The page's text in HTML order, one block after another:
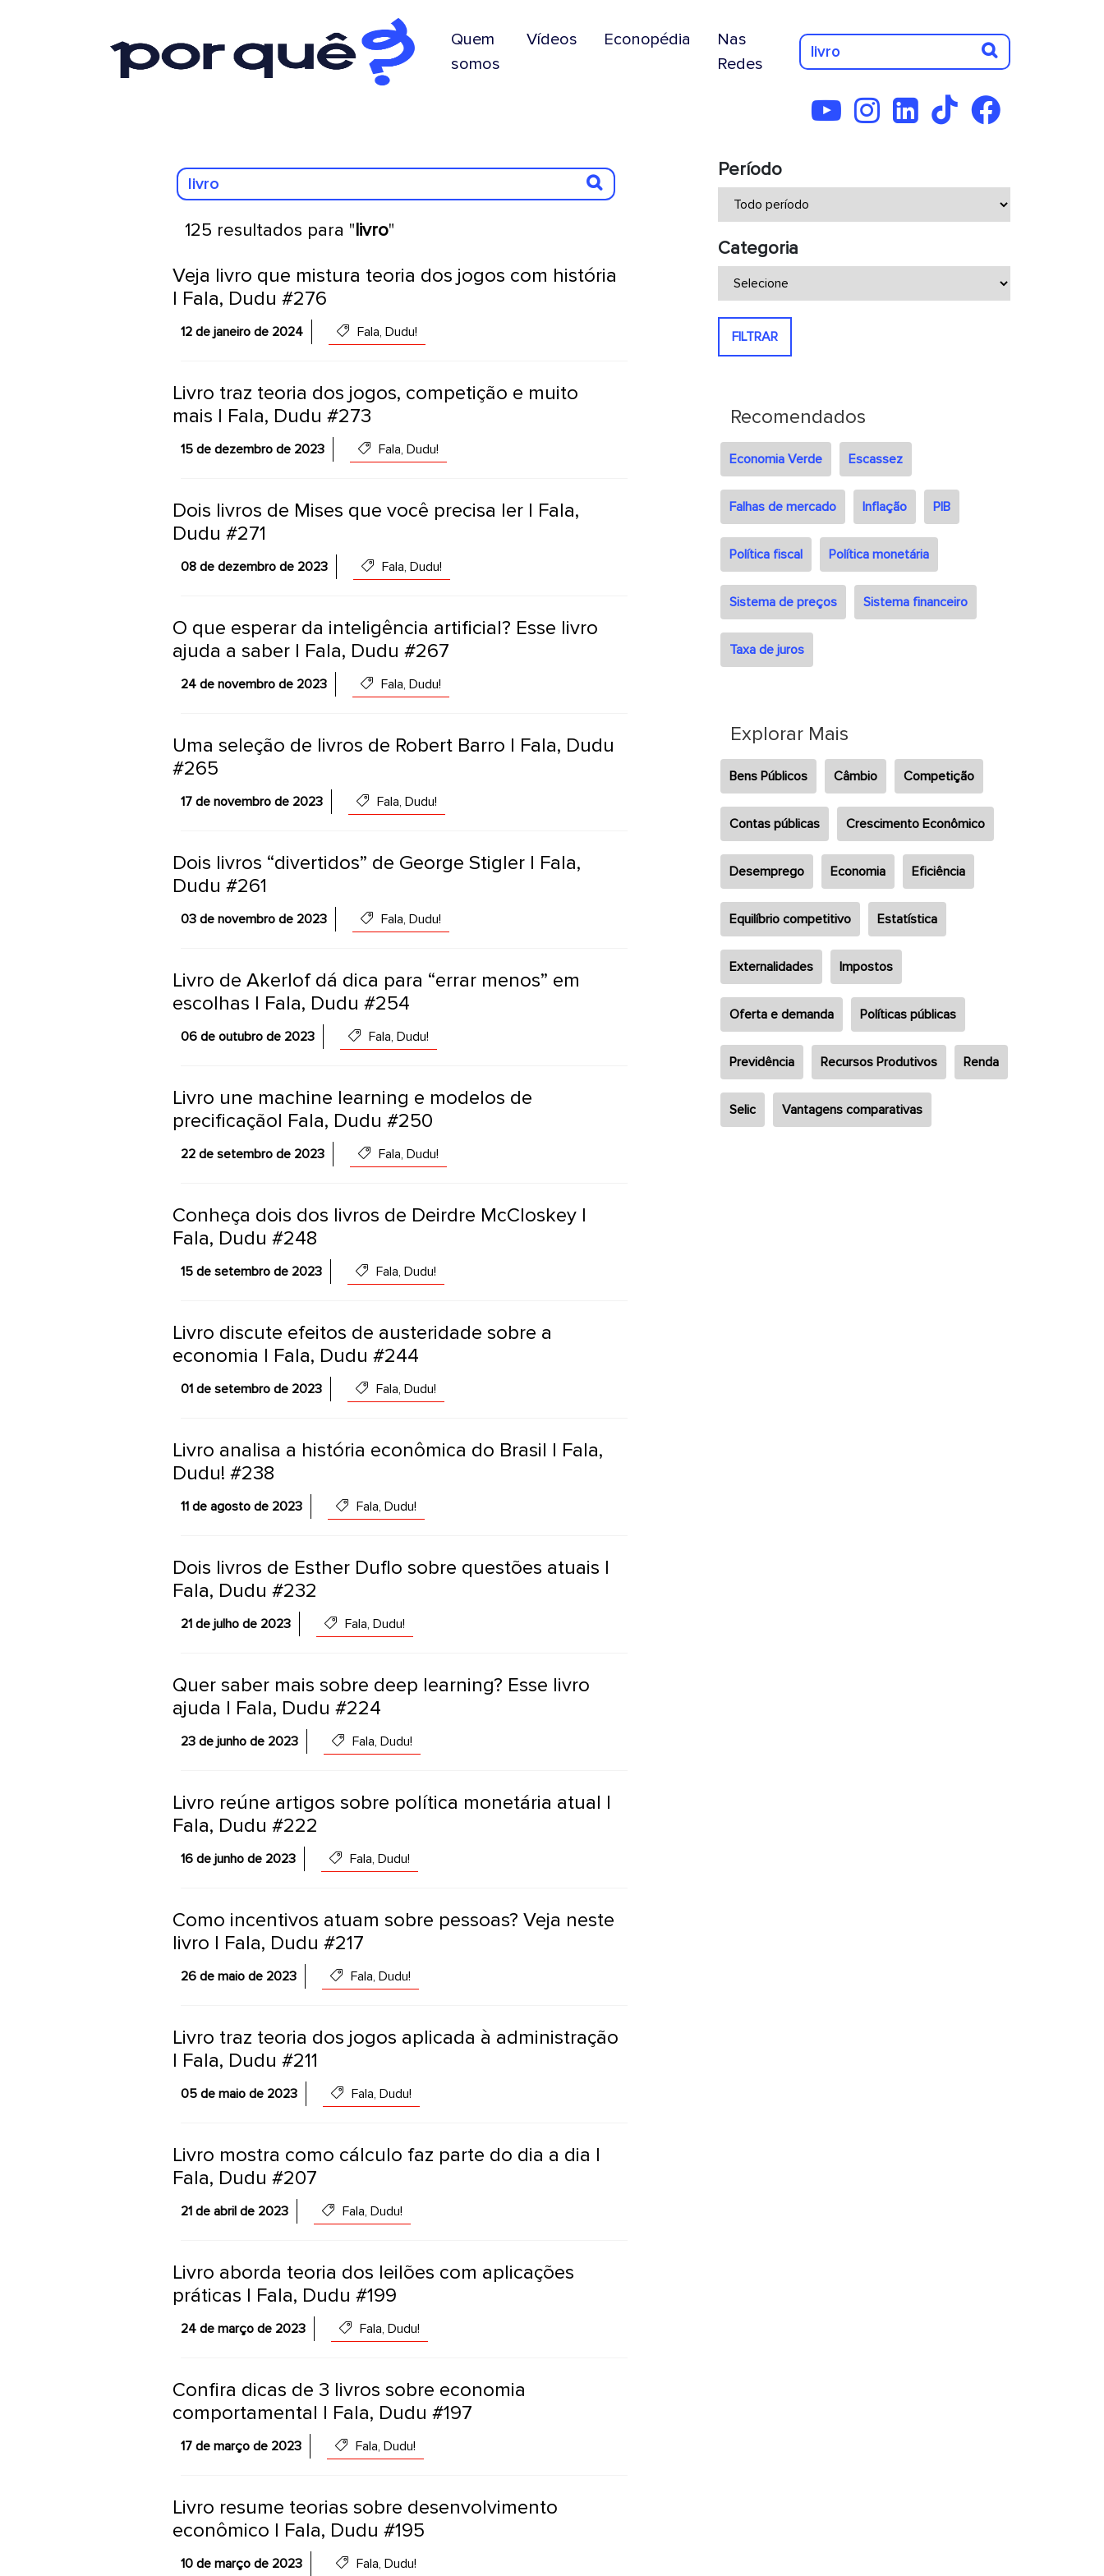
Quem
somos
Vídeos Econopédia
Nas
Redes
125 resultados para "livro"
Veja livro que mistura teoria dos jogos com história
| Fala, Dudu #276
12 de janeiro de 2024 Fala, Dudu!
Livro traz teoria dos jogos, competição e muito
mais | Fala, Dudu #273
15 de dezembro de 2023 Fala, Dudu!
Dois livros de Mises que você precisa ler | Fala,
Dudu #271
08 de dezembro de 2023 Fala, Dudu!
O que esperar da inteligência artificial? Esse livro
ajuda a saber | Fala, Dudu #267
24 de novembro de 2023 Fala, Dudu!
Uma seleção de livros de Robert Barro | Fala, Dudu
#265
17 de novembro de 2023 Fala, Dudu!
Dois livros “divertidos” de George Stigler | Fala,
Dudu #261
03 de novembro de 2023 Fala, Dudu!
Livro de Akerlof dá dica para “errar menos” em
escolhas | Fala, Dudu #254
06 de outubro de 2023 Fala, Dudu!
Livro une machine learning e modelos de
precificação| Fala, Dudu #250
22 de setembro de 2023 Fala, Dudu!
Conheça dois dos livros de Deirdre McCloskey |
Fala, Dudu #248
15 de setembro de 2023 Fala, Dudu!
Livro discute efeitos de austeridade sobre a
economia | Fala, Dudu #244
01 de setembro de 2023 Fala, Dudu!
Livro analisa a história econômica do Brasil | Fala,
Dudu! #238
11 de agosto de 2023 Fala, Dudu!
Dois livros de Esther Duflo sobre questões atuais |
Fala, Dudu #232
21 de julho de 2023 Fala, Dudu!
Quer saber mais sobre deep learning? Esse livro
ajuda | Fala, Dudu #224
23 de junho de 2023 Fala, Dudu!
Livro reúne artigos sobre política monetária atual |
Fala, Dudu #222
16 de junho de 2023 Fala, Dudu!
Como incentivos atuam sobre pessoas? Veja neste
livro | Fala, Dudu #217
26 de maio de 2023 Fala, Dudu!
Livro traz teoria dos jogos aplicada à administração
| Fala, Dudu #211
05 de maio de 2023 Fala, Dudu!
Livro mostra como cálculo faz parte do dia a dia |
Fala, Dudu #207
21 de abril de 2023 Fala, Dudu!
Livro aborda teoria dos leilões com aplicações
práticas | Fala, Dudu #199
24 de março de 2023 Fala, Dudu!
Confira dicas de 3 livros sobre economia
comportamental | Fala, Dudu #197
17 de março de 2023 Fala, Dudu!
Livro resume teorias sobre desenvolvimento
econômico | Fala, Dudu #195
10 de março de 2023 Fala, Dudu!
Período
Categoria
FILTRAR
Recomendados
Economia Verde Escassez
Falhas de mercado Inflação PIB
Política fiscal Política monetária
Sistema de preços Sistema financeiro
Taxa de juros
Explorar Mais
Bens Públicos Câmbio Competição
Contas públicas Crescimento Econômico
Desemprego Economia Eficiência
Equilíbrio competitivo Estatística
Externalidades Impostos
Oferta e demanda Políticas públicas
Previdência Recursos Produtivos Renda
Selic Vantagens comparativas